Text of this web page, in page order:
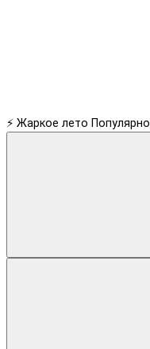
⚡ Жаркое лето Популярно